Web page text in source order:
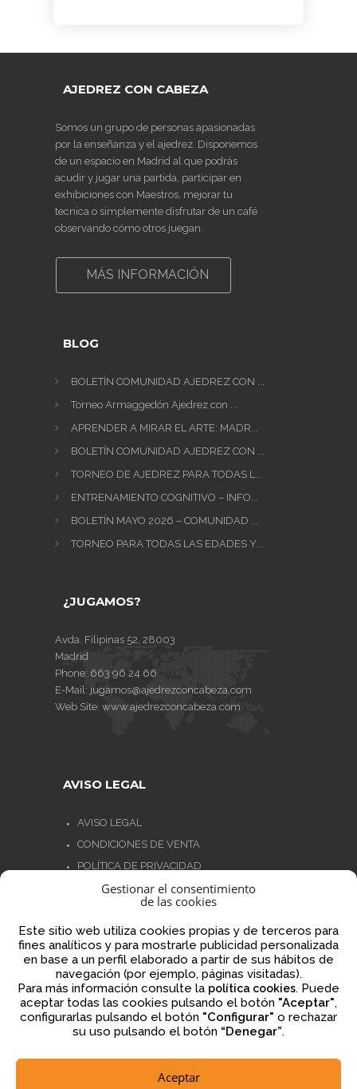
Gestionar el consentimiento
de las cookies
Este sitio web utiliza cookies propias y de terceros para
fines analíticos y para mostrarle publicidad personalizada
en base a un perfil elaborado a partir de sus hábitos de
navegación (por ejemplo, páginas visitadas).
Para más información consulte la política cookies. Puede
aceptar todas las cookies pulsando el botón "Aceptar",
configurarlas pulsando el botón "Configurar" o rechazar
su uso pulsando el botón “Denegar”.
Aceptar
AJEDREZ CON CABEZA
Somos un grupo de personas apasionadas
por la enseñanza y el ajedrez. Disponemos
de un espacio en Madrid al que podrás
acudir y jugar una partida, participar en
exhibiciones con Maestros, mejorar tu
tecnica o simplemente disfrutar de un café
observando cómo otros juegan.
MÁS INFORMACIÓN
BLOG
BOLETÍN COMUNIDAD AJEDREZ CON ...
Torneo Armaggedón Ajedrez con ...
APRENDER A MIRAR EL ARTE: MADR...
BOLETÍN COMUNIDAD AJEDREZ CON ...
TORNEO DE AJEDREZ PARA TODAS L...
ENTRENAMIENTO COGNITIVO – INFO...
BOLETÍN MAYO 2026 – COMUNIDAD ...
TORNEO PARA TODAS LAS EDADES Y...
¿JUGAMOS?
Avda. Filipinas 52, 28003
Madrid
Phone: 663 96 24 66
E-Mail: jugamos@ajedrezconcabeza.com
Web Site: www.ajedrezconcabeza.com
AVISO LEGAL
AVISO LEGAL
CONDICIONES DE VENTA
POLÍTICA DE PRIVACIDAD
POLÍTICA DE COOKIES
NORMATIVA AJEDREZ CON CABEZA
Financiado por la Unión Europea – NextGenerationEU
2026 © ajedrezconcabeza.com